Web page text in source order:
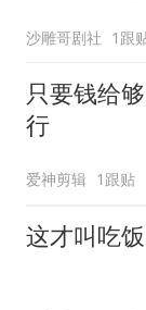
沙雕哥剧社 1跟
只要钱给
行
爱神剪辑 1跟贴
这才叫吃饭